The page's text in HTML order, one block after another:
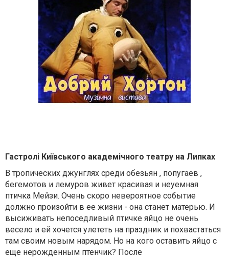
Гастролі Київського академічного театру на Липках
В тропических джунглях среди обезьян , попугаев ,
бегемотов и лемуров живет красивая и неуемная
птичка Мейзи. Очень скоро невероятное событие
должно произойти в ее жизни - она ​​станет матерью. И
высиживать непоседливый птичке яйцо не очень
весело и ей хочется улететь на праздник и похвастаться
там своим новым нарядом. Но на кого оставить яйцо с
еще нерожденным птенчик? После